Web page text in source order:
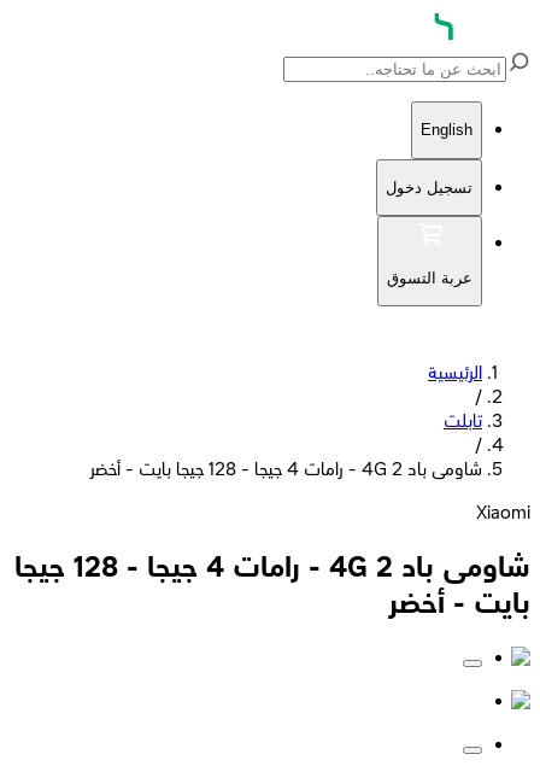
English
تسجيل دخول
عربة التسوق
الرئيسية
/
تابلت
/
شاومى باد 2 4G - رامات 4 جيجا - 128 جيجا بايت - أخضر
Xiaomi
شاومى باد 2 4G - رامات 4 جيجا - 128 جيجا
بايت - أخضر